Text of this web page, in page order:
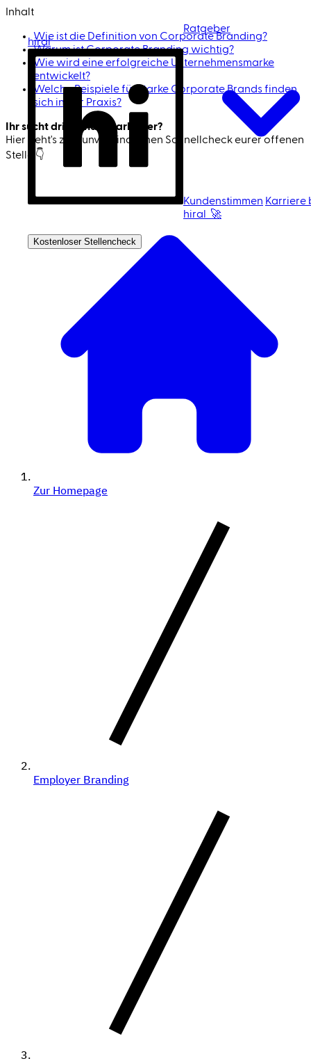
hiral
Ratgeber
Kundenstimmen Karriere
hiral 🚀
Kostenloser Stellencheck
Inhalt
Wie ist die Definition von Corporate Branding?
Warum ist Corporate Branding wichtig?
Wie wird eine erfolgreiche Unternehmensmarke
entwickelt?
Welche Beispiele für starke Corporate Brands finden
sich in der Praxis?
Ihr sucht dringend Mitarbeiter?
Hier geht's zum unverbindlichen Schnell­check eurer offenen
Stelle 👇
Zur Homepage
Employer Branding